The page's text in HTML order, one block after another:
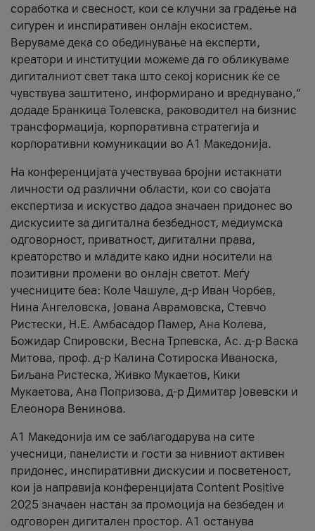
соработка и свесност, кои се клучни за градење на
сигурен и инспиративен онлајн екосистем.
Веруваме дека со обединување на експерти,
креатори и институции можеме да го обликуваме
дигиталниот свет така што секој корисник ќе се
чувствува заштитено, информирано и вреднувано,“
додаде Бранкица Толевска, раководител на бизнис
трансформација, корпоративна стратегија и
корпоративни комуникации во А1 Македонија.
На конференцијата учествуваа бројни истакнати
личности од различни области, кои со својата
експертиза и искуство дадоа значаен придонес во
дискусиите за дигитална безбедност, медиумска
одговорност, приватност, дигитални права,
креаторство и младите како идни носители на
позитивни промени во онлајн светот. Меѓу
учесниците беа: Коле Чашуле, д-р Иван Чорбев,
Нина Ангеловска, Јована Аврамовска, Стевчо
Ристески, Н.Е. Амбасадор Памер, Ана Колева,
Божидар Спировски, Весна Трпевска, Ас. д-р Васка
Митова, проф. д-р Калина Сотироска Иваноска,
Биљана Ристеска, Живко Мукаетов, Кики
Мукаетова, Ана Попризова, д-р Димитар Јовевски и
Елеонора Венинова.
А1 Македонија им се заблагодарува на сите
учесници, панелисти и гости за нивниот активен
придонес, инспиративни дискусии и посветеност,
кои ја направија конференцијата Content Positive
2025 значаен настан за промоција на безбеден и
одговорен дигитален простор. А1 останува